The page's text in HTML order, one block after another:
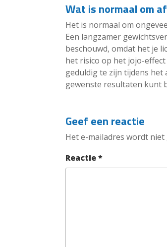
Wat is normaal om
Het is normaal om
Een langzamer
beschouwd, omdat het je
het risico op het jojo-
geduldig te zijn tijdens het
gewenste resultaten kunt
Geef een reactie
Het e-mailadres wordt niet
Reactie*